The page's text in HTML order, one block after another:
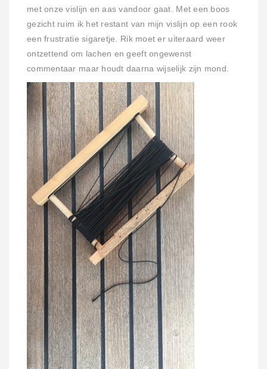
met onze vislijn en aas vandoor gaat. Met een boos
gezicht ruim ik het restant van mijn vislijn op een rook
een frustratie sigaretje. Rik moet er uiteraard weer
ontzettend om lachen en geeft ongewenst
commentaar maar houdt daarna wijselijk zijn mond.